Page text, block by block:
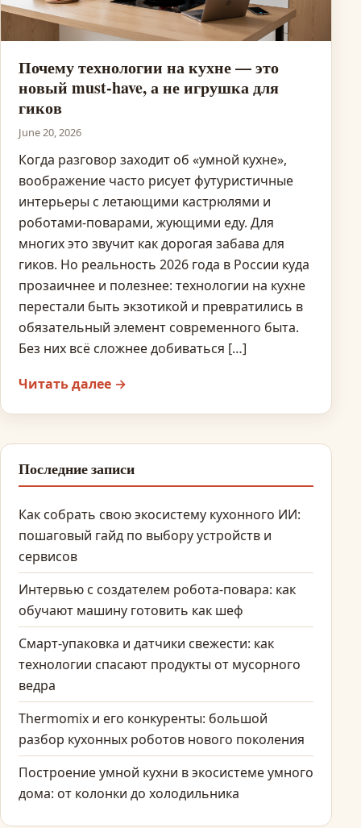
Почему технологии на кухне — это
новый must-have, а не игрушка для
гиков
June 20, 2026
Когда разговор заходит об «умной кухне»,
воображение часто рисует футуристичные
интерьеры с летающими кастрюлями и
роботами-поварами, жующими еду. Для
многих это звучит как дорогая забава для
гиков. Но реальность 2026 года в России куда
прозаичнее и полезнее: технологии на кухне
перестали быть экзотикой и превратились в
обязательный элемент современного быта.
Без них всё сложнее добиваться […]
Читать далее →
Последние записи
Как собрать свою экосистему кухонного ИИ:
пошаговый гайд по выбору устройств и
сервисов
Интервью с создателем робота-повара: как
обучают машину готовить как шеф
Смарт-упаковка и датчики свежести: как
технологии спасают продукты от мусорного
ведра
Thermomix и его конкуренты: большой
разбор кухонных роботов нового поколения
Построение умной кухни в экосистеме умного
дома: от колонки до холодильника